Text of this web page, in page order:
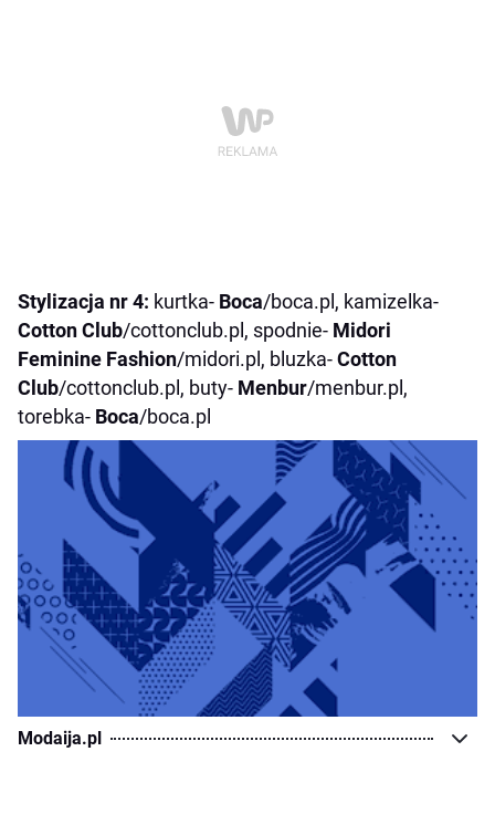
Stylizacja nr 4: kurtka- Boca/boca.pl, kamizelka-
Cotton Club/cottonclub.pl, spodnie- Midori
Feminine Fashion/midori.pl, bluzka-Cotton
Club/cottonclub.pl, buty- Menbur/menbur.pl,
torebka- Boca/boca.pl
Modaija.pl